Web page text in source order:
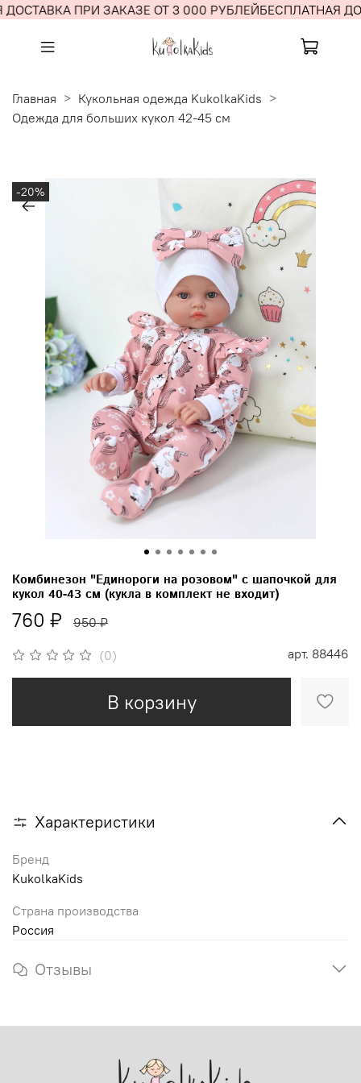
ПРИ ЗАКАЗЕ ОТ 3 000 РУБЛЕЙБЕСПЛАТНАЯ
Главная
Кукольная одежда KukolkaKids
Одежда для больших кукол 42-45 см
-20%
(0) арт. 88446
Комбинезон "Единороги на розовом" с шапочкой для
кукол 40-43 см (кукла в комплект не входит)
760 ₽ 950 ₽
В корзину
Характеристики
Бренд
KukolkaKids
Страна производства
Россия
Отзывы